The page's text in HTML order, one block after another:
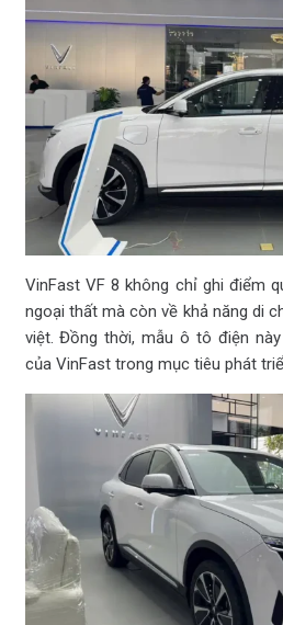
VinFast VF 8 không chỉ ghi điểm
ngoại thất mà còn về khả năng di
việt. Đồng thời, mẫu ô tô điện
của VinFast trong mục tiêu phát